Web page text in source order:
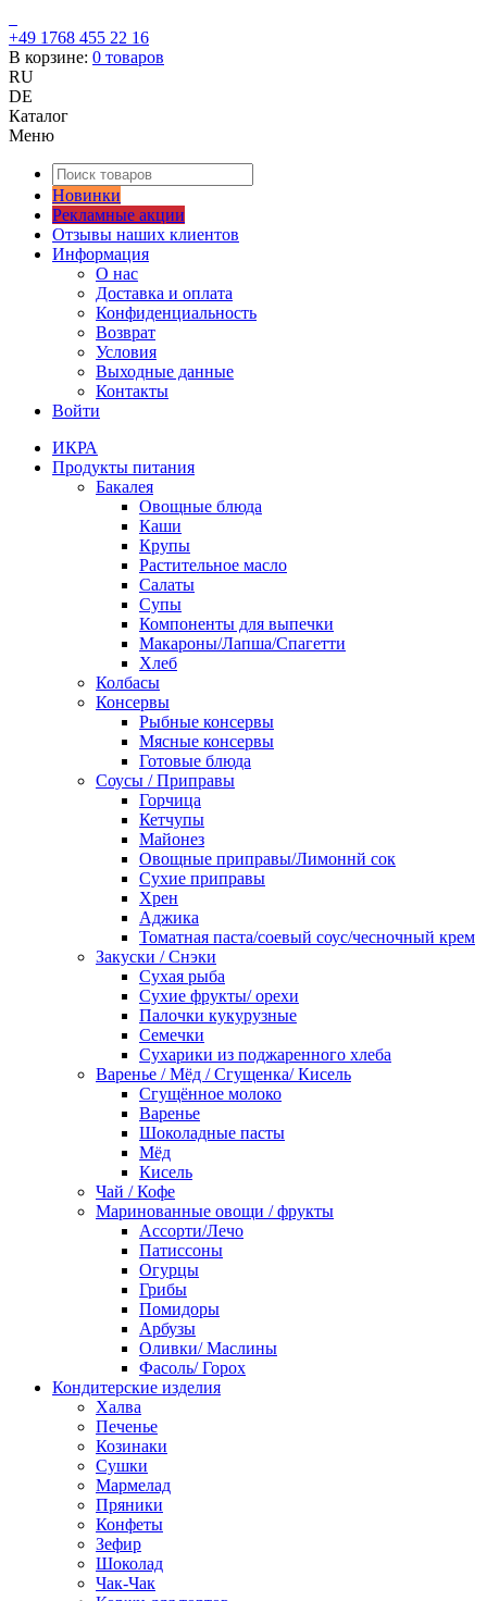
+49 1768 455 22 16
В корзине: 0 товаров
RU
DE
Каталог
Меню
Новинки
Рекламные акции
Отзывы наших клиентов
Информация
О нас
Доставка и оплата
Конфиденциальность
Возврат
Условия
Выходные данные
Контакты
Войти
ИКРА
Продукты питания
Бакалея
Овощные блюда
Каши
Крупы
Растительное масло
Салаты
Супы
Компоненты для выпечки
Макароны/Лапша/Спагетти
Хлеб
Колбасы
Консервы
Рыбные консервы
Мясные консервы
Готовые блюда
Соусы / Приправы
Горчица
Кетчупы
Майонез
Овощные приправы/Лимоннй сок
Сухие приправы
Хрен
Аджика
Томатная паста/соевый соус/чесночный крем
Закуски / Снэки
Сухая рыба
Сухие фрукты/ орехи
Палочки кукурузные
Семечки
Сухарики из поджаренного хлеба
Варенье / Мёд / Сгущенка/ Кисель
Сгущённое молоко
Варенье
Шоколадные пасты
Мёд
Кисель
Чай / Кофе
Маринованные овощи / фрукты
Ассорти/Лечо
Патиссоны
Огурцы
Грибы
Помидоры
Арбузы
Оливки/ Маслины
Фасоль/ Горох
Кондитерские изделия
Халва
Печенье
Козинаки
Сушки
Мармелад
Пряники
Конфеты
Зефир
Шоколад
Чак-Чак